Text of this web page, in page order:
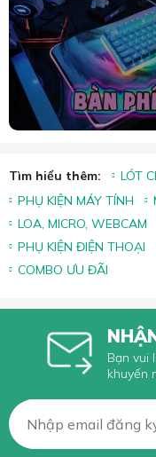
Tìm hiểu thêm: LÓT
PHỤ KIỆN MÁY TÍNH
LOA, MICRO, WEBCAM
PHỤ KIỆN ĐIỆN THOẠI
COMBO ƯU ĐÃI
Bạn vui
khuyến